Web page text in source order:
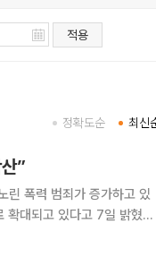
적용
최신
정확도순
”
린 폭력 범죄가 증가하고 있
대되고 있다고 7일 밝혔다.